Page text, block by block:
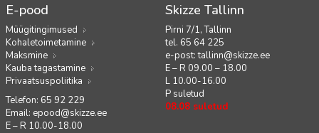
E-pood
Müügitingimused
Kohaletoimetamine
Maksmine
Kauba tagastamine
Privaatsuspoliitika
Telefon: 65 92 229
Email: epood@skizze.ee
E – R 10.00-18.00
Skizze Tallinn
Pirni 7/1, Tallinn
tel. 65 64 225
e-post:tallinn@skizze.ee
E – R 09.00 – 18.00
L 10.00-16.00
P suletud
08.08 suletud